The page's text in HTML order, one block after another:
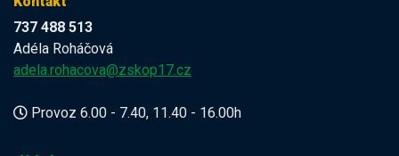
737 488 513
Adéla Roháčová
adela.rohacova@zskop17.cz
Provoz 6.00 - 7.40, 11.40 - 16.00h